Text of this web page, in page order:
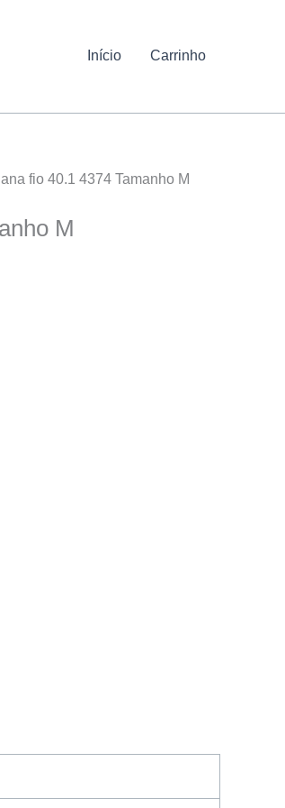
Início Carrinho
fio 40.1 4374 Tamanho M
M